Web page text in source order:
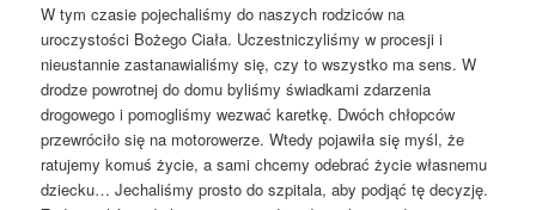
W tym czasie pojechaliśmy do naszych rodziców na
uroczystości Bożego Ciała. Uczestniczyliśmy w procesji i
nieustannie zastanawialiśmy się, czy to wszystko ma sens. W
drodze powrotnej do domu byliśmy świadkami zdarzenia
drogowego i pomogliśmy wezwać karetkę. Dwóch chłopców
przewróciło się na motorowerze. Wtedy pojawiła się myśl, że
ratujemy komuś życie, a sami chcemy odebrać życie własnemu
dziecku… Jechaliśmy prosto do szpitala, aby podjąć tę decyzję.